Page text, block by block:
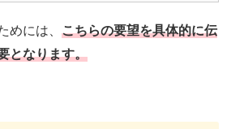
めには、 こちらの要望を具体的に伝
となります。